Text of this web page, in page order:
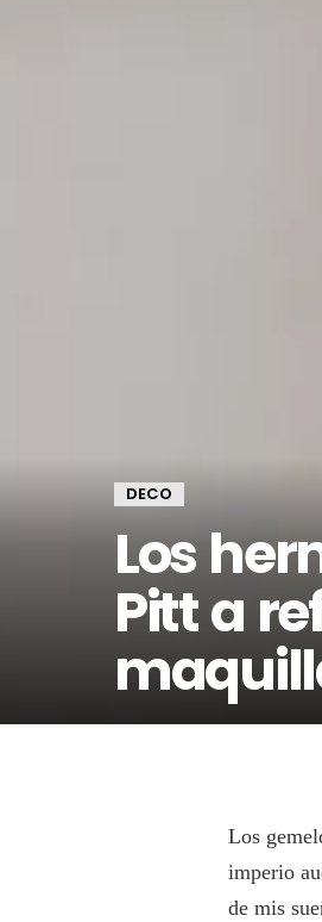
DECO
Los
Pitt a
Los
imperio
de mis